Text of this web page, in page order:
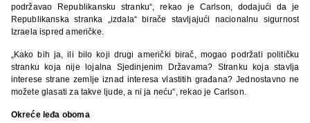
podržavao Republikansku stranku“, rekao je Carlson, dodajući da je
Republikanska stranka „izdala“ birače stavljajući nacionalnu sigurnost
Izraela ispred američke.
„Kako bih ja, ili bilo koji drugi američki birač, mogao podržati političku
stranku koja nije lojalna Sjedinjenim Državama? Stranku koja stavlja
interese strane zemlje iznad interesa vlastitih građana? Jednostavno ne
možete glasati za takve ljude, a ni ja neću“, rekao je Carlson.
Okreće leđa oboma